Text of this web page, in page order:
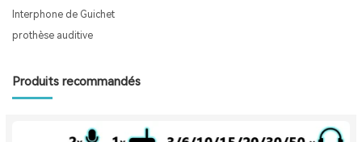
Interphone de Guichet
prothèse auditive
Produits recommandés